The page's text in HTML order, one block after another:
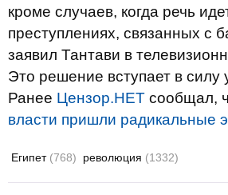
кроме случаев, когда речь
преступлениях, связанных с
заявил Тантави в
Это решение вступает в силу
Ранее Цензор.НЕТ сообщал,
власти пришли радикальные
Египет (768) революция (1332)